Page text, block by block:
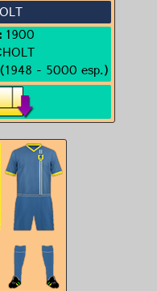
1900
- 5000 esp.)